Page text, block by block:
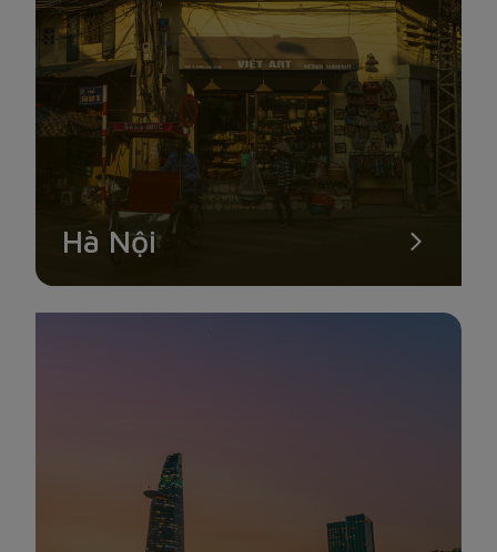
BÁN ĐẢO SƠN TRÀ
Đây được xem là viên ngọc quý của thành phố Đà Nẵng. Bán
đảo Sơn Trà trở thành điểm du lịch nổi tiếng, thu hút rất nhiều
khách du lịch hàng năm. Đảo Sơn Trà thuộc địa phận xã Thọ
Quang, quận Sơn Trà và cách trung tâm thành phố khoảng
10km về phía Đông Bắc. Nơi đây nổi bật với những cung
đường uốn lượn, dọc theo đó là hệ sinh thái động thực vật
phong phú và đa dạng.
Hà Nội